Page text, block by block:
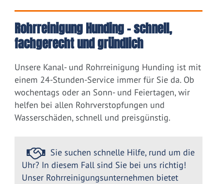
Rohrreinigung Hunding – schnell,
fachgerecht und gründlich
Unsere Kanal- und Rohrreinigung Hunding ist mit
einem 24-Stunden-Service immer für Sie da. Ob
wochentags oder an Sonn- und Feiertagen, wir
helfen bei allen Rohrverstopfungen und
Wasserschäden, schnell und preisgünstig.
Sie suchen schnelle Hilfe, rund um die
Uhr? In diesem Fall sind Sie bei uns richtig!
Unser Rohrreinigungsunternehmen bietet